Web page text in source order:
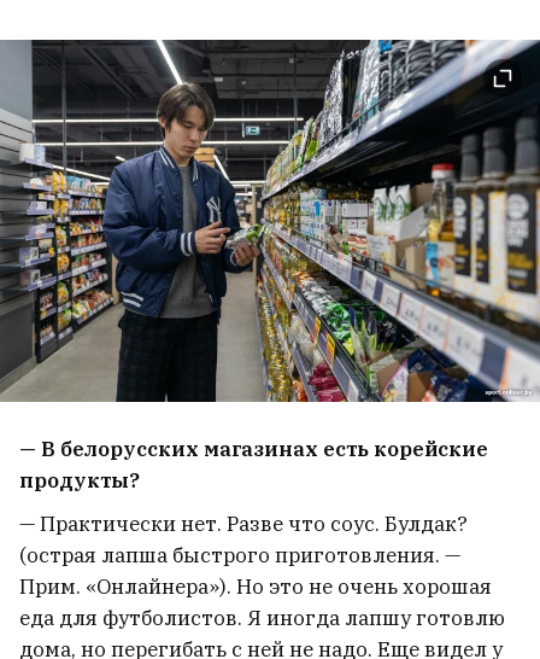
— В белорусских магазинах есть корейские
продукты?
— Практически нет. Разве что соус. Булдак?
(острая лапша быстрого приготовления. —
Прим. «Онлайнера»). Но это не очень хорошая
еда для футболистов. Я иногда лапшу готовлю
дома, но перегибать с ней не надо. Еще видел у